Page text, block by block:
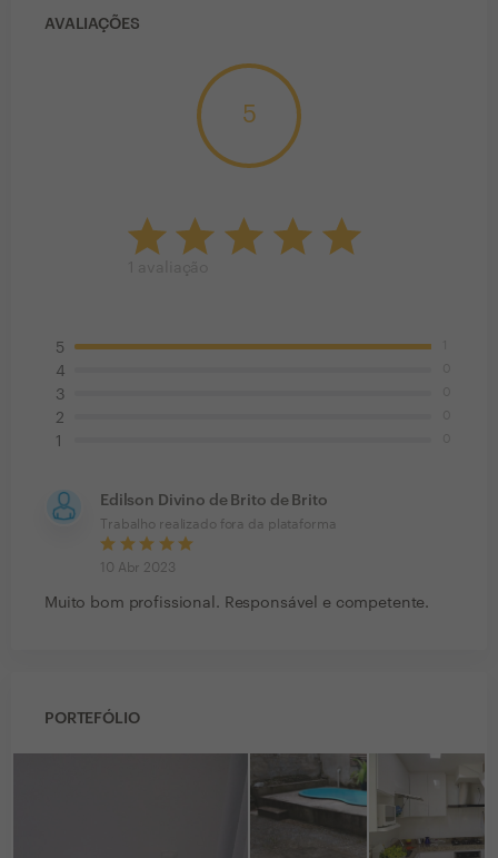
AVALIAÇÕES
5
5
4
3
2
1
Edilson Divino de Brito de Brito
Trabalho realizado fora da plataforma
10 Abr 2023
Muito bom profissional. Responsável e competente.
PORTEFÓLIO